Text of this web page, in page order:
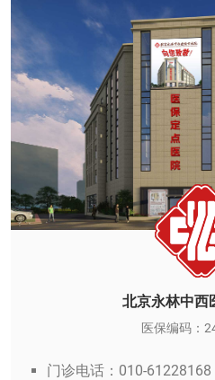
北京永林中西
医保编码：
门诊电话：010-61228168